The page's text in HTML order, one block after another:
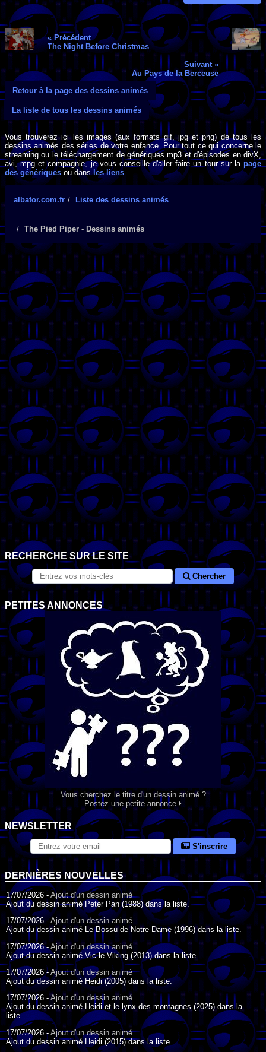
« Précédent
The Night Before Christmas
Suivant »
Au Pays de la Berceuse
Retour à la page des dessins animés
La liste de tous les dessins animés
Vous trouverez ici les images (aux formats gif, jpg et png) de tous les
dessins animés des séries de votre enfance. Pour tout ce qui concerne le
streaming ou le téléchargement de génériques mp3 et d'épisodes en divX,
avi, mpg et compagnie, je vous conseille d'aller faire un tour sur la page
des génériques ou dansles liens.
albator.com.fr Liste des dessins animés
The Pied Piper - Dessins animés
RECHERCHE SUR LE SITE
Chercher
PETITES ANNONCES
Vous cherchez le titre d'un dessin animé ?
Postez une petite annonce
NEWSLETTER
S'inscrire
DERNIÈRES NOUVELLES
17/07/2026 - Ajout d'un dessin animé
Ajout du dessin animé Peter Pan (1988) dans la liste.
17/07/2026 -Ajout d'un dessin animé
Ajout du dessin animé Le Bossu de Notre-Dame (1996) dans la liste.
17/07/2026 - Ajout d'un dessin animé
Ajout du dessin animé Vic le Viking (2013) dans la liste.
17/07/2026 - Ajout d'un dessin animé
Ajout du dessin animé Heidi (2005) dans la liste.
17/07/2026 - Ajout d'un dessin animé
Ajout du dessin animé Heidi et le lynx des montagnes (2025) dans la
liste.
17/07/2026 - Ajout d'un dessin animé
Ajout du dessin animé Heidi (2015) dans la liste.